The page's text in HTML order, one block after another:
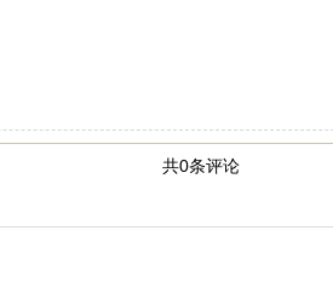
共0条评论